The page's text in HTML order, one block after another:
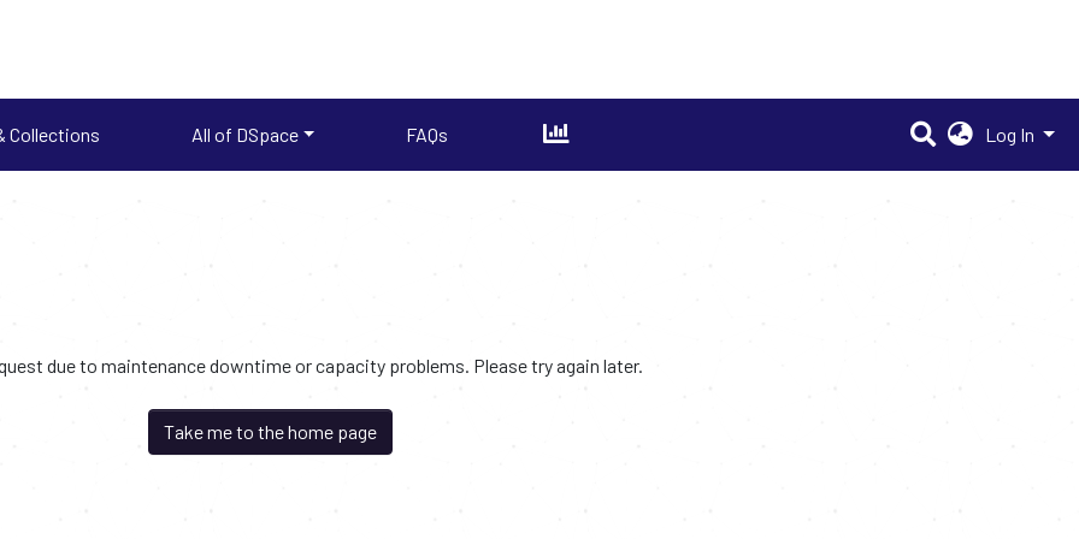
Collections All of DSpace FAQs Log In
due to maintenance downtime or capacity problems. Please try again later.
Take me to the home page